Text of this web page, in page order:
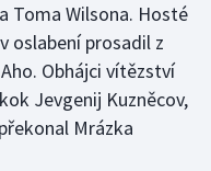
Toma Wilsona. Hosté
oslabení prosadil z
Obhájci vítězství
Jevgenij Kuzněcov,
Mrázka